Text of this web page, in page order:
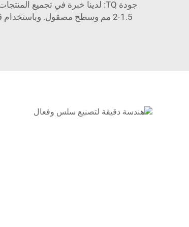
1.5-2 مم وسطح مصقول.